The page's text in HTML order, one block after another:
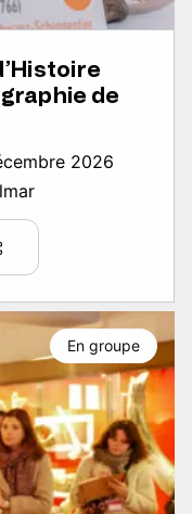
de
2026
En groupe